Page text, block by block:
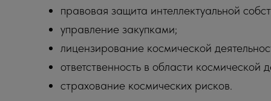
правовая защита интеллектуальной
управление закупками;
лицензирование космической
ответственность в области космической
страхование космических рисков.